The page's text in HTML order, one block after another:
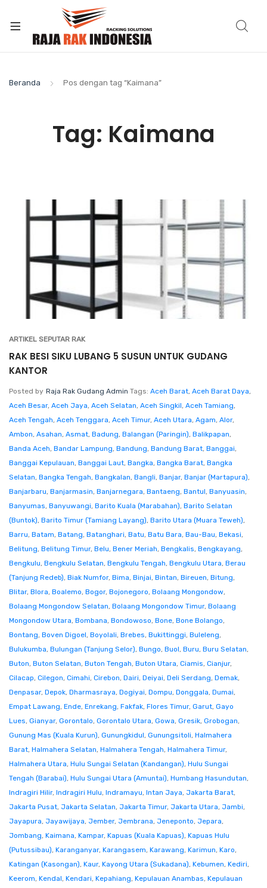
Beranda Pos dengan tag “Kaimana”
Tag: Kaimana
ARTIKEL SEPUTAR RAK
RAK BESI SIKU LUBANG 5 SUSUN UNTUK GUDANG
KANTOR
Posted by Raja Rak Gudang Admin Tags: Aceh Barat, Aceh Barat Daya,
Aceh Besar, Aceh Jaya, Aceh Selatan, Aceh Singkil, Aceh Tamiang,
Aceh Tengah, Aceh Tenggara, Aceh Timur, Aceh Utara, Agam, Alor,
Ambon, Asahan, Asmat, Badung, Balangan (Paringin), Balikpapan,
Banda Aceh, Bandar Lampung, Bandung, Bandung Barat, Banggai,
Banggai Kepulauan, Banggai Laut, Bangka, Bangka Barat, Bangka
Selatan, Bangka Tengah, Bangkalan, Bangli, Banjar, Banjar (Martapura),
Banjarbaru, Banjarmasin, Banjarnegara, Bantaeng, Bantul, Banyuasin,
Banyumas, Banyuwangi, Barito Kuala (Marabahan), Barito Selatan
(Buntok), Barito Timur (Tamiang Layang), Barito Utara (Muara Teweh),
Barru, Batam, Batang, Batanghari, Batu, Batu Bara, Bau-Bau, Bekasi,
Belitung, Belitung Timur, Belu, Bener Meriah, Bengkalis, Bengkayang,
Bengkulu, Bengkulu Selatan, Bengkulu Tengah, Bengkulu Utara, Berau
(Tanjung Redeb), Biak Numfor, Bima, Binjai, Bintan, Bireuen, Bitung,
Blitar, Blora, Boalemo, Bogor, Bojonegoro, Bolaang Mongondow,
Bolaang Mongondow Selatan, Bolaang Mongondow Timur, Bolaang
Mongondow Utara, Bombana, Bondowoso, Bone, Bone Bolango,
Bontang, Boven Digoel, Boyolali, Brebes, Bukittinggi, Buleleng,
Bulukumba, Bulungan (Tanjung Selor), Bungo, Buol, Buru, Buru Selatan,
Buton, Buton Selatan, Buton Tengah, Buton Utara, Ciamis, Cianjur,
Cilacap, Cilegon, Cimahi, Cirebon, Dairi, Deiyai, Deli Serdang, Demak,
Denpasar, Depok, Dharmasraya, Dogiyai, Dompu, Donggala, Dumai,
Empat Lawang, Ende, Enrekang, Fakfak, Flores Timur, Garut, Gayo
Lues, Gianyar, Gorontalo, Gorontalo Utara, Gowa, Gresik, Grobogan,
Gunung Mas (Kuala Kurun), Gunungkidul, Gunungsitoli, Halmahera
Barat, Halmahera Selatan, Halmahera Tengah, Halmahera Timur,
Halmahera Utara, Hulu Sungai Selatan (Kandangan), Hulu Sungai
Tengah (Barabai), Hulu Sungai Utara (Amuntai), Humbang Hasundutan,
Indragiri Hilir, Indragiri Hulu, Indramayu, Intan Jaya, Jakarta Barat,
Jakarta Pusat, Jakarta Selatan, Jakarta Timur, Jakarta Utara, Jambi,
Jayapura, Jayawijaya, Jember, Jembrana, Jeneponto, Jepara,
Jombang, Kaimana, Kampar, Kapuas (Kuala Kapuas), Kapuas Hulu
(Putussibau), Karanganyar, Karangasem, Karawang, Karimun, Karo,
Katingan (Kasongan), Kaur, Kayong Utara (Sukadana), Kebumen, Kediri,
Keerom, Kendal, Kendari, Kepahiang, Kepulauan Anambas, Kepulauan